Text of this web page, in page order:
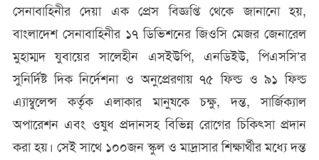
সেনাবাহিনীর দেয়া এক প্রেস বিজ্ঞপ্তি থেকে জানানো হয়,
বাংলাদেশ সেনাবাহিনীর ১৭ ডিভিশনের জিওসি মেজর জেনারেল
মুহাম্মদ যুবায়ের সালেহীন এসইউপি, এনডিইউ, পিএসসি’র
সুনির্দিষ্ট দিক নির্দেশনা ও অনুপ্রেরণায় ৭৫ ফিল্ড ও ৯১ ফিল্ড
এ্যাম্বুলেন্স কর্তৃক এলাকার মানুষকে চক্ষু, দন্ত, সার্জিক্যাল
অপারেশন এবং ওষুধ প্রদানসহ বিভিন্ন রোগের চিকিৎসা প্রদান
করা হয়। সেই সাথে ১০০জন স্কুল ও মাদ্রাসার শিক্ষার্থীর মধ্যে দন্ত